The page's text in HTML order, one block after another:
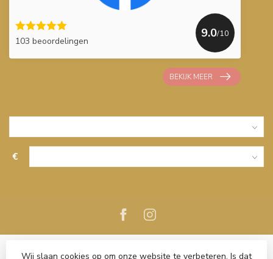
103 beoordelingen
9.0/10
BEKIJK MEER
€
Wij slaan cookies op om onze website te verbeteren. Is dat